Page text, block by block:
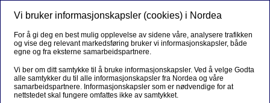
Vi bruker informasjonskapsler (cookies) i Nordea
For å gi deg en best mulig opplevelse av sidene våre, analysere trafikken
og vise deg relevant markedsføring bruker vi informasjonskapsler, både
egne og fra eksterne samarbeidspartnere.
Vi ber om ditt samtykke til å bruke informasjonskapsler. Ved å velge Godta
alle samtykker du til alle informasjonskapsler fra Nordea og våre
samarbeidspartnere. Informasjonskapsler som er nødvendige for at
nettstedet skal fungere omfattes ikke av samtykket.